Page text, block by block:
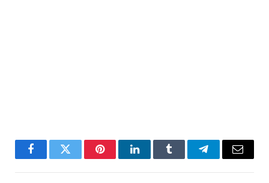
FacebookTwitter PinterestLinkedInTumblr TelegramEmail